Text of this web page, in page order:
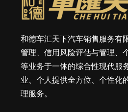
和德车汇天下汽车销售服务有
管理、信用风险评估与管理、
等业务于一体的综合性现代服
业、个人提供全方位、个性化
理服务。